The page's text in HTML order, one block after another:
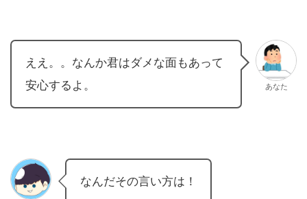
ええ。。なんか君はダメな面もあって
安心するよ。
あなた
なんだその言い方は！